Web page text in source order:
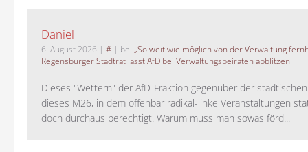
Daniel
6. August 2026 | # | bei „So weit wie möglich von der Verwaltung
Regensburger Stadtrat lässt AfD bei Verwaltungsbeiräten abblitzen
Dieses "Wettern" der AfD-Fraktion gegenüber der
dieses M26, in dem offenbar radikal-linke Veranstaltungen
doch durchaus berechtigt. Warum muss man sowas förd...